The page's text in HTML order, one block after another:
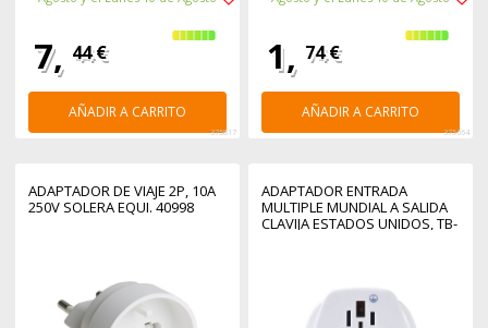
7, 44 €
AÑADIR A CARRITO
375817
1, 74 €
AÑADIR A CARRITO
375664
ADAPTADOR DE VIAJE 2P, 10A
250V SOLERA EQUI. 40998
ADAPTADOR ENTRADA
MULTIPLE MUNDIAL A SALIDA
CLAVIJA ESTADOS UNIDOS, TB-